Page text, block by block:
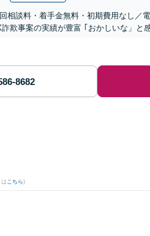
回相談料・着手金無料・初期費用なし
欺事案の実績が豊富 ｢おかしいな」と
こちら)